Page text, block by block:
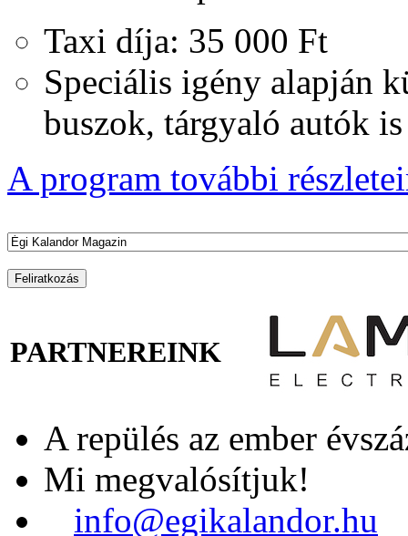
Taxi díja: 35 000 Ft
Speciális igény alapján
buszok, tárgyaló autók
A program további
PARTNEREINK
A repülés az ember
Mi megvalósítjuk!
info@egikalandor.hu